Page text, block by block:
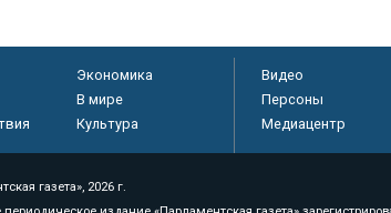
Экономика
В мире
Культура
Видео
Персоны
Медиацентр
газета», 2026 г.